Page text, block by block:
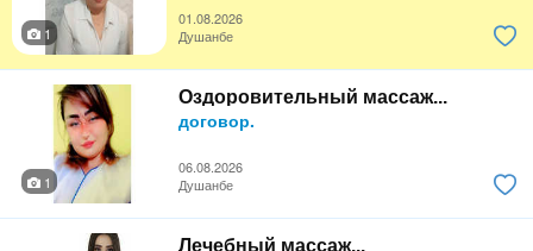
01.08.2026
1
Душанбе
Оздоровительный массаж...
договор.
06.08.2026
1
Душанбе
Лечебный массаж...